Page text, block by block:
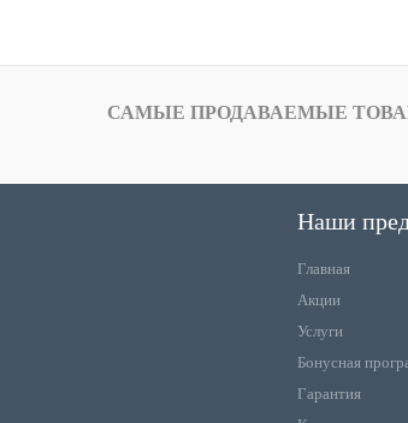
САМЫЕ ПРОДАВАЕМЫЕ
Наши
Главная
Акции
Услуги
Бонусная
Гарантия